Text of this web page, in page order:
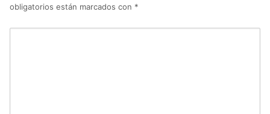
obligatorios están marcados con *